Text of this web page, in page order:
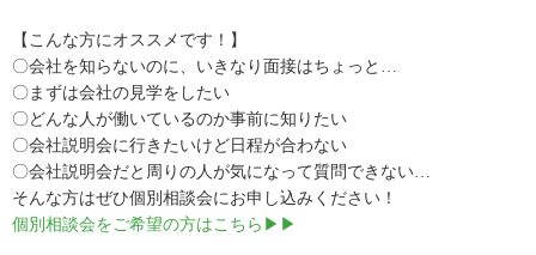
【こんな方にオススメです！】
〇会社を知らないのに、いきなり面接はちょっと…
〇まずは会社の見学をしたい
〇どんな人が働いているのか事前に知りたい
〇会社説明会に行きたいけど日程が合わない
〇会社説明会だと周りの人が気になって質問できない…
そんな方はぜひ個別相談会にお申し込みください！
個別相談会をご希望の方はこちら▶▶